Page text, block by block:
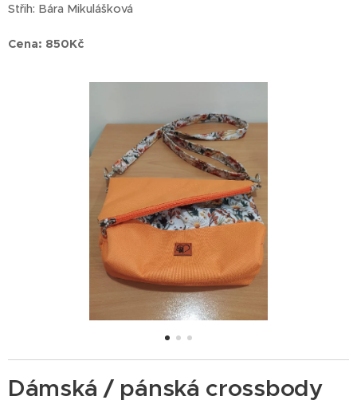
Střih: Bára Mikulášková
Cena: 850Kč
Dámská / pánská crossbody